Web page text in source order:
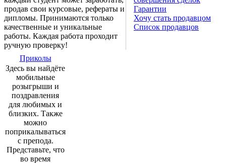
продав свои курсовые, рефераты и
дипломы. Принимаются только
качественные и уникальные
работы. Каждая работа проходит
ручную проверку!
Гарантии
Хочу стать продавцом
Список продавцов
Приколы
Здесь вы найдёте
мобильные
розыгрыши и
поздравления
для любимых и
близких. Также
можно
поприкалываться
с препода.
Представьте, что
во время